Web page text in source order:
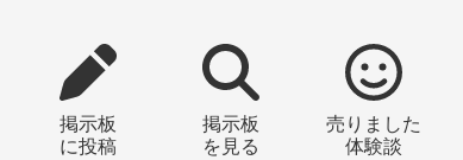
掲示板
に投稿
掲示板
を見る
売りました
体験談